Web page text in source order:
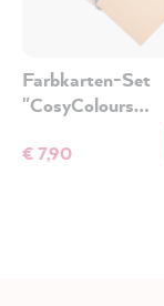
Farbkarten-Set
"CosyColours
Farbkarten-Set
€ 7,90